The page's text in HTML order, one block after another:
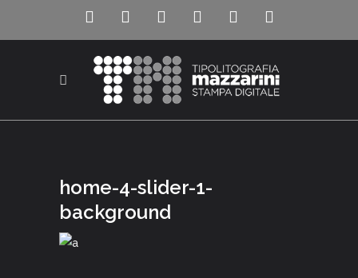
home-4-slider-1-
background